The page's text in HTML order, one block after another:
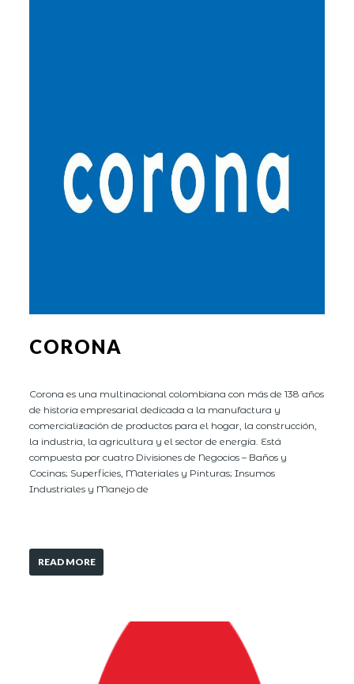
CORONA
Corona es una multinacional colombiana con más de 138 años
de historia empresarial dedicada a la manufactura y
comercialización de productos para el hogar, la construcción,
la industria, la agricultura y el sector de energía. Está
compuesta por cuatro Divisiones de Negocios – Baños y
Cocinas; Superficies, Materiales y Pinturas; Insumos
Industriales y Manejo de
READ MORE